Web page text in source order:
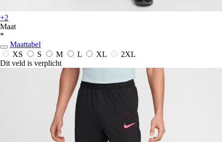
+2
Maat
*
Maattabel
XS
S M L XL
2XL
Dit veld is verplicht